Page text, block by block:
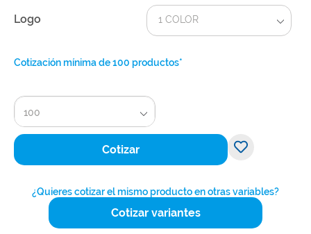
Logo 1 COLOR
Cotización mínima de 100 productos*
100
Cotizar
¿Quieres cotizar el mismo producto en otras variables?
Cotizar variantes